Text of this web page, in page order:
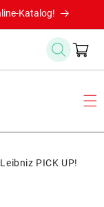
Katalog!
PICK UP!